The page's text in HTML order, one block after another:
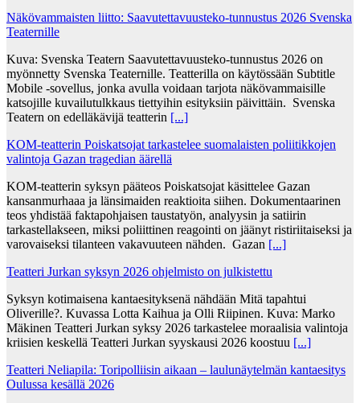
Näkövammaisten liitto: Saavutettavuusteko-tunnustus 2026 Svenska
Teaternille
Kuva: Svenska Teatern Saavutettavuusteko-tunnustus 2026 on
myönnetty Svenska Teaternille. Teatterilla on käytössään Subtitle
Mobile -sovellus, jonka avulla voidaan tarjota näkövammaisille
katsojille kuvailutulkkaus tiettyihin esityksiin päivittäin. Svenska
Teatern on edelläkävijä teatterin [...]
KOM-teatterin Poiskatsojat tarkastelee suomalaisten poliitikkojen
valintoja Gazan tragedian äärellä
KOM-teatterin syksyn pääteos Poiskatsojat käsittelee Gazan
kansanmurhaaa ja länsimaiden reaktioita siihen. Dokumentaarinen
teos yhdistää faktapohjaisen taustatyön, analyysin ja satiirin
tarkastellakseen, miksi poliittinen reagointi on jäänyt ristiriitaiseksi ja
varovaiseksi tilanteen vakavuuteen nähden. Gazan [...]
Teatteri Jurkan syksyn 2026 ohjelmisto on julkistettu
Syksyn kotimaisena kantaesityksenä nähdään Mitä tapahtui
Oliverille?. Kuvassa Lotta Kaihua ja Olli Riipinen. Kuva: Marko
Mäkinen Teatteri Jurkan syksy 2026 tarkastelee moraalisia valintoja
kriisien keskellä Teatteri Jurkan syyskausi 2026 koostuu [...]
Teatteri Neliapila: Toripolliisin aikaan – laulunäytelmän kantaesitys
Oulussa kesällä 2026